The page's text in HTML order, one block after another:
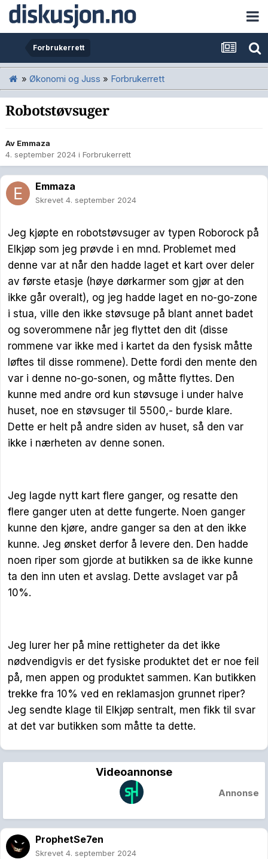
Forbrukerrett
» Økonomi og Juss » Forbrukerrett
Robotstøvsuger
Av Emmaza
4. september 2024 i Forbrukerrett
Emmaza
Skrevet 4. september 2024
Jeg kjøpte en robotstøvsuger av typen Roborock på
Elkjøp som jeg prøvde i en mnd. Problemet med
denne var at når den hadde laget et kart over deler
av første etasje (høye dørkarmer som gjør at den
ikke går overalt), og jeg hadde laget en no-go-zone
i stua, ville den ikke støvsuge på blant annet badet
og soverommene når jeg flyttet den dit (disse
rommene var ikke med i kartet da den fysisk måtte
løftes til disse rommene). Dette fordi den mente den
var i denne no-go-sonen, og måtte flyttes. Den
kunne med andre ord kun støvsuge i under halve
huset, noe en støvsuger til 5500,- burde klare.
Dette er helt på andre siden av huset, så den var
ikke i nærheten av denne sonen.
Jeg lagde nytt kart flere ganger, og resatte den
flere ganger uten at dette fungerte. Noen ganger
kunne den kjøre, andre ganger sa den at den ikke
kunne. Jeg ønsket derfor å levere den. Den hadde
noen riper som gjorde at butikken sa de ikke kunne
ta den inn uten et avslag. Dette avslaget var på
10%.
Jeg lurer her på mine rettigheter da det ikke
nødvendigvis er det fysiske produktet det er noe feil
på, men appen og produktet sammen. Kan butikken
trekke fra 10% ved en reklamasjon grunnet riper?
Jeg sendte klage til Elkjøp sentralt, men fikk til svar
at det var butikken som måtte ta dette.
Videoannonse
Annonse
ProphetSe7en
Skrevet 4. september 2024